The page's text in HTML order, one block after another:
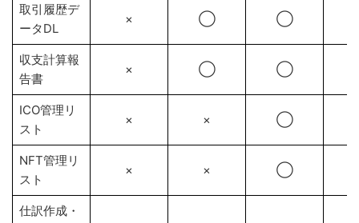
取引履歴デ
ータDL
× ◯ ◯
収支計算報
告書
× ◯ ◯
ICO管理リ
スト
× × ◯
NFT管理リ
スト
× × ◯
仕訳作成・